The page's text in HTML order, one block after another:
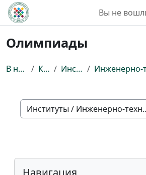
Перейти к основному содержанию
Вы не
Олимпиады
В начало Курсы Институты
Категории курсов
Блоки
Пропустить Навигация
Навигация